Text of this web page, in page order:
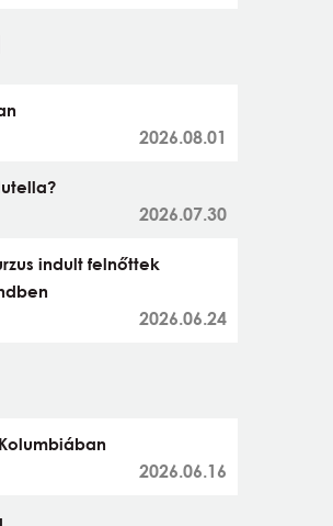
2026.08.01
2026.07.30
indult felnőttek
2026.06.24
2026.06.16